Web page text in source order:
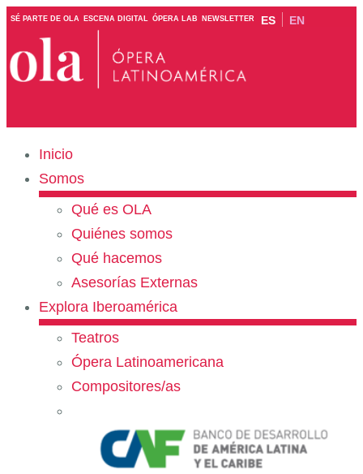
SÉ PARTE DE OLA ESCENA DIGITAL ÓPERA LAB NEWSLETTER ES EN
Inicio
Somos
Qué es OLA
Quiénes somos
Qué hacemos
Asesorías Externas
Explora Iberoamérica
Teatros
Ópera Latinoamericana
Compositores/as